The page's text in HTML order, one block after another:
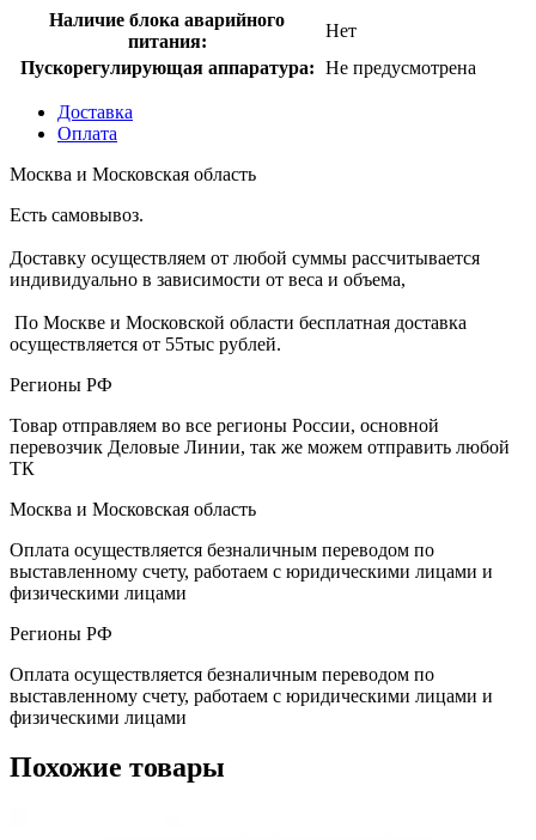
Наличие блока аварийного
питания:
Нет
Пускорегулирующая аппаратура: Не предусмотрена
Доставка
Оплата
Москва и Московская область
Есть самовывоз.
Доставку осуществляем от любой суммы рассчитывается
индивидуально в зависимости от веса и объема,
По Москве и Московской области бесплатная доставка
осуществляется от 55тыс рублей.
Регионы РФ
Товар отправляем во все регионы России, основной
перевозчик Деловые Линии, так же можем отправить любой
ТК
Москва и Московская область
Оплата осуществляется безналичным переводом по
выставленному счету, работаем с юридическими лицами и
физическими лицами
Регионы РФ
Оплата осуществляется безналичным переводом по
выставленному счету, работаем с юридическими лицами и
физическими лицами
Похожие товары